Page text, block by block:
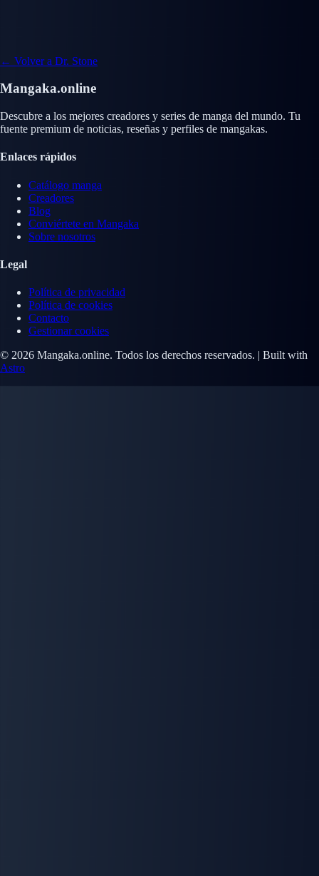
← Volver a Dr. Stone
Mangaka.online
Descubre a los mejores creadores y series de manga del mundo. Tu
fuente premium de noticias, reseñas y perfiles de mangakas.
Enlaces rápidos
Catálogo manga
Creadores
Blog
Conviértete en Mangaka
Sobre nosotros
Legal
Política de privacidad
Política de cookies
Contacto
Gestionar cookies
© 2026 Mangaka.online. Todos los derechos reservados. | Built with
Astro